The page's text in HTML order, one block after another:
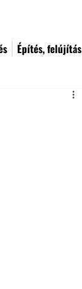
Építés, felújítás